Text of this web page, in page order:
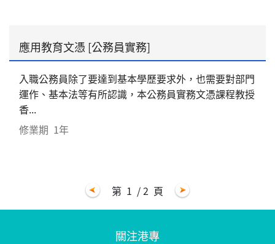
應用教育文憑 [公務員實務]
入職公務員除了要達到基本學歷要求外，也需要對部門
運作、基本法等有所認識，本公務員實務文憑課程教授
香...
修業期 1年
第 1 / 2 頁
關注港專